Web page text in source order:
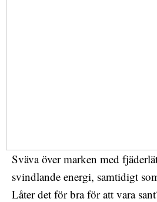
Sväva över marken med
svindlande energi, samtidigt
Låter det för bra för att vara